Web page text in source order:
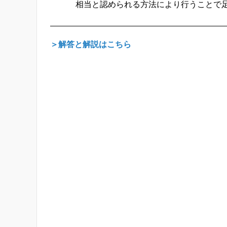
相当と認められる方法により行うことで
＞解答と解説はこちら